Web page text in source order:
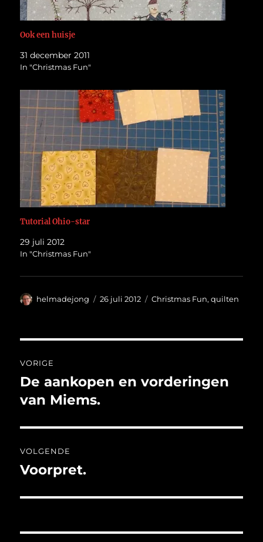
Ook een huisje
31 december 2011
In "Christmas Fun"
Tutorial Ohio-star
29 juli 2012
In "Christmas Fun"
Auteur
helmadejong
Geplaatst
26 juli 2012 Categorieën
Christmas Fun,quilten
navigatie
VORIGE
Vorig
bericht:
De aankopen en vorderingen
van Miems.
VOLGENDE
Volgend
Voorpret.